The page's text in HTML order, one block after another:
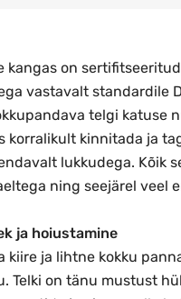
kangas on
vastavalt standardile
telgi katuse
kinnitada ja
lukkudega. Kõik
ning seejärel veel
ja hoiustamine
kiire ja lihtne kokku
Telki on tänu mustust